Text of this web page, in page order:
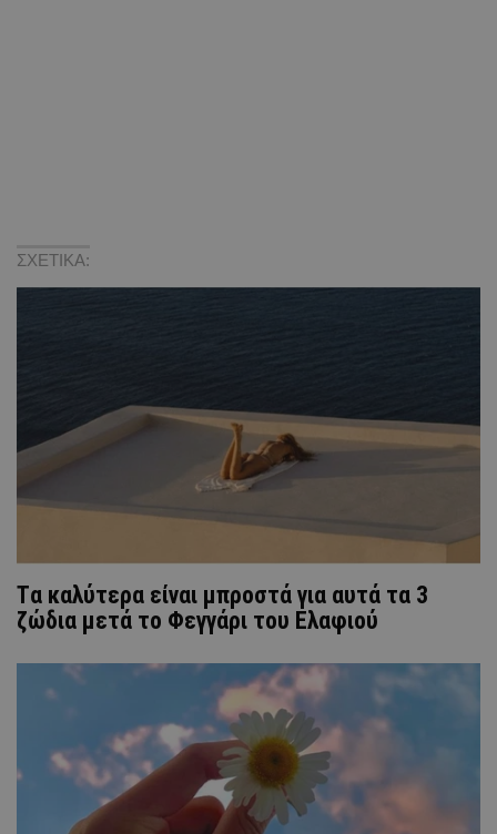
ΣΧΕΤΙΚΑ:
Tα καλύτερα είναι μπροστά για αυτά τα 3
ζώδια μετά το Φεγγάρι του Ελαφιού